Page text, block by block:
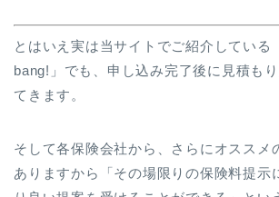
とはいえ実は当サイトでご紹介している
bang!」でも、申し込み完了後に見積も
てきます。
そして各保険会社から、さらにオススメ
ありますから「その場限りの保険料提示